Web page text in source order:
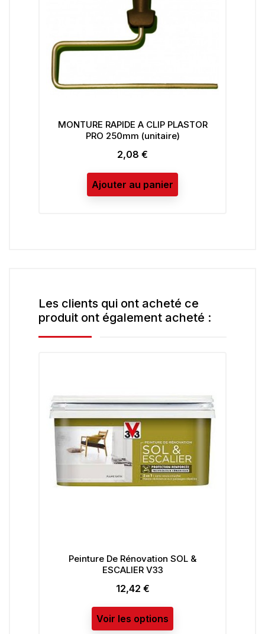
A CLIP PLASTOR
Pinceau A Rechampir
Les clients qui ont acheté ce
produit ont également acheté :
De Rénovation SOL &
Peinture Intérieure